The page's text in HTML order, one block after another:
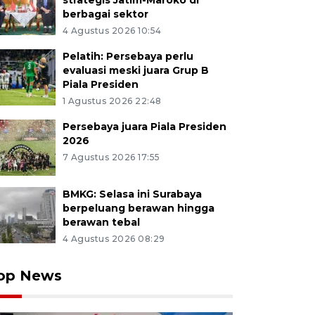
berbagai sektor
4 Agustus 2026 10:54
Pelatih: Persebaya perlu
evaluasi meski juara Grup B
Piala Presiden
1 Agustus 2026 22:48
Persebaya juara Piala Presiden
2026
7 Agustus 2026 17:55
BMKG: Selasa ini Surabaya
berpeluang berawan hingga
berawan tebal
4 Agustus 2026 08:29
News